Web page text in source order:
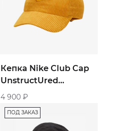
Кепка Nike Club Cap
UnstructUred
«Bronzine»
4 900 ₽
ПОД ЗАКАЗ